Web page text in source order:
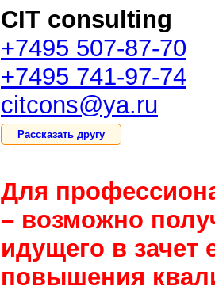
CIT consulting
+7495 507-87-70
+7495 741-97-74
citcons@ya.ru
Рассказать другу
Для
– возможно
идущего в зачет
повышения